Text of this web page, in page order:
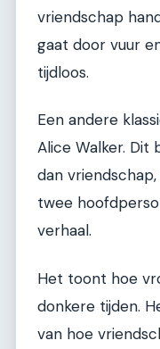
vriendschap
gaat door vuur
tijdloos.
Een andere
Alice Walker. Dit
dan
twee
verhaal.
Het toont hoe
donkere tijden.
van hoe